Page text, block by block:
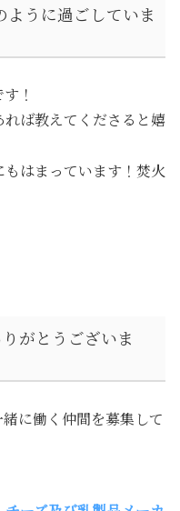
ように過ごしていま
！
ば教えてくださると嬉
はまっています！焚火
がとうございま
に働く仲間を募集して